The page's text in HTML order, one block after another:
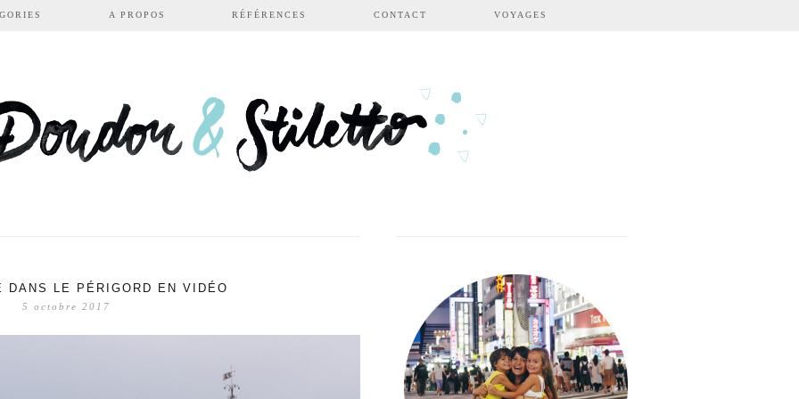
A PROPOS RÉFÉRENCES CONTACT VOYAGES
DANS LE PÉRIGORD EN VIDÉO
5 octobre 2017